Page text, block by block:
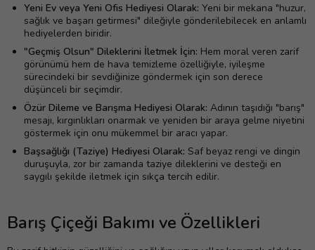
Yeni Ev veya Yeni Ofis Hediyesi Olarak: Yeni bir mekana "huzur,
sağlık ve başarı getirmesi" dileğiyle gönderilebilecek en anlamlı
hediyelerden biridir.
"Geçmiş Olsun" Dileklerini İletmek İçin: Hem moral veren zarif
görünümü hem de hava temizleme özelliğiyle, iyileşme
sürecindeki bir sevdiğinize göndermek için son derece
düşünceli bir seçimdir.
Özür Dileme ve Barışma Hediyesi Olarak: Adının taşıdığı "barış"
mesajı, kırgınlıkları onarmak ve yeniden bir araya gelme niyetini
göstermek için onu mükemmel bir aracı yapar.
Başsağlığı (Taziye) Hediyesi Olarak: Saf beyaz rengi ve dingin
duruşuyla, zor bir zamanda taziye dileklerini ve desteği en
saygılı şekilde iletmek için sıkça tercih edilir.
Barış Çiçeği Bakımı ve Özellikleri